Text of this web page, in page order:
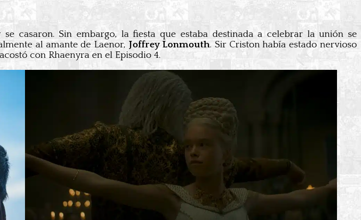
casaron. Sin embargo, la fiesta que estaba destinada a celebrar la unión se
al amante de Laenor, Joffrey Lonmouth. Sir Criston había estado nervioso
con Rhaenyra en el Episodio 4.